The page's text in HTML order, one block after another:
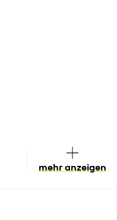
mehr anzeigen